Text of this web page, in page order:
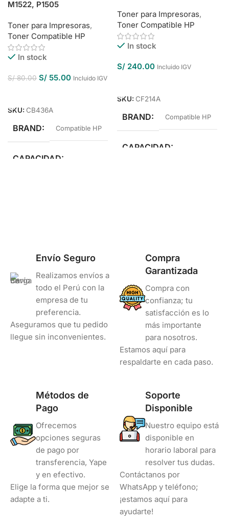
M1522, P1505
Toner para Impresoras,
Toner Compatible HP
In stock
S/80.00 S/ 55.00 Incluido IGV
SKU: CB436A
BRAND Compatible HP
CAPACIDAD
Toner para Impresoras,
Toner Compatible HP
In stock
S/ 240.00 Incluido IGV
SKU: CF214A
BRAND Compatible HP
CAPACIDAD
Envío Seguro
Realizamos envíos a
todo el Perú con la
empresa de tu
preferencia.
Aseguramos que tu pedido
llegue sin inconvenientes.
Compra
Garantizada
Compra con
confianza; tu
satisfacción es lo
más importante
para nosotros.
Estamos aquí para
respaldarte en cada paso.
Métodos de
Pago
Ofrecemos
opciones seguras
de pago por
transferencia, Yape
y en efectivo.
Elige la forma que mejor se
adapte a ti.
Soporte
Disponible
Nuestro equipo está
disponible en
horario laboral para
resolver tus dudas.
Contáctanos por
WhatsApp y teléfono;
¡estamos aquí para
ayudarte!